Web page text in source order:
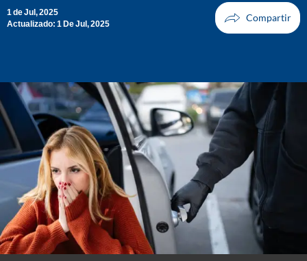
1 de Jul, 2025
Actualizado: 1 De Jul, 2025